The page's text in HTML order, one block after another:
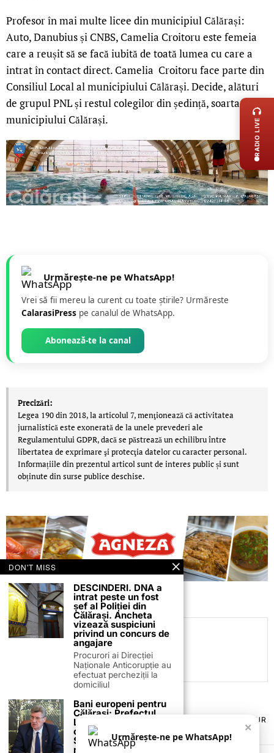
Profesor în mai multe licee din municipiul Călărași:
Auto, Danubius și CNBS, Camelia Croitoru este femeia
care a reușit să se facă iubită de toată lumea cu care a
intrat în contact direct. Camelia Croitoru face parte din
Consiliul Local al municipiului Călărași. Decide, alături
de grupul PNL și restul colegilor din ședință, soarta
municipiului Călărași.
Urmărește-ne pe WhatsApp!
Vrei să fii mereu la curent cu toate știrile? Urmăreste
CalarasiPress pe canalul de WhatsApp.
Abonează-te la canal
Precizări:
Legea 190 din 2018, la articolul 7, menţionează că activitatea
jurnalistică este exonerată de la unele prevederi ale
Regulamentului GDPR, dacă se păstrează un echilibru între
libertatea de exprimare şi protecţia datelor cu caracter personal.
Informațiile din prezentul articol sunt de interes public și sunt
obținute din surse publice deschise.
C.C
TERMENI ȘI CONDIȚII
POLITICA DE ANULARE & RETUR
PUBLICITATE ONLINE & TIPĂRITĂ
CONTACT
ZIARUL ANUNȚUL CĂLĂRĂȘEAN
×
Urmărește-ne pe WhatsApp!
LIVE
RADIO LIVE
DON'T MISS
DESCINDERI. DNA a
intrat peste un fost
șef al Poliției din
Călărași. Ancheta
vizează suspiciuni
privind un concurs de
angajare
Procurori ai Direcției
Naționale Anticorupție au
efectuat percheziții la
domiciliul
Bani europeni pentru
Călărași: Prefectul
Laurențiu State anunță
colaborarea cu ADR
Sud-Muntenia pentru
noi finanțări